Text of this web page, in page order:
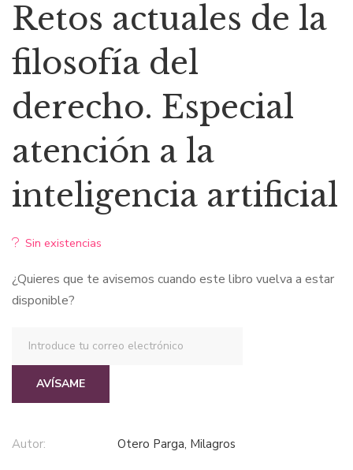
original
era:
$76,75.
actual
es:
$65,24.
Retos actuales de la
filosofía del
derecho. Especial
atención a la
inteligencia artificial
Sin existencias
¿Quieres que te avisemos cuando este libro vuelva a estar
disponible?
AVÍSAME
Autor: Otero Parga, Milagros